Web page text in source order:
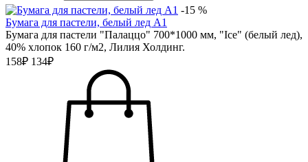
-15 %
Бумага для пастели, белый лед А1
Бумага для пастели "Палаццо" 700*1000 мм, "Ice" (белый лед),
40% хлопок 160 г/м2, Лилия Холдинг.
158₽ 134₽